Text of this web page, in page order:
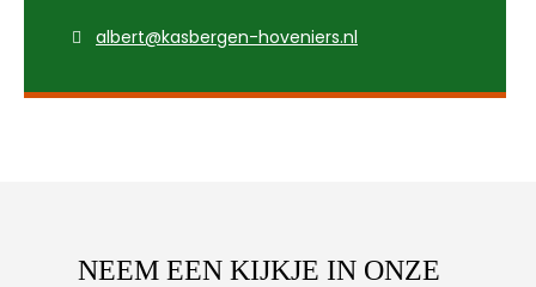
albert@kasbergen-hoveniers.nl
NEEM EEN KIJKJE IN ONZE